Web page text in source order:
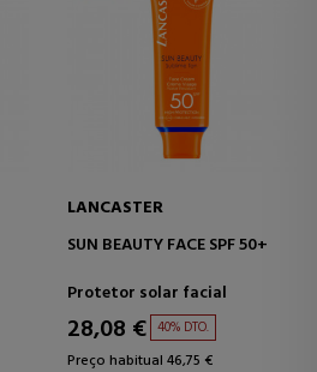
LANCASTER
SUN BEAUTY FACE SPF 50+
Protetor solar facial
28,08 € 40% DTO.
Preço habitual 46,75 €